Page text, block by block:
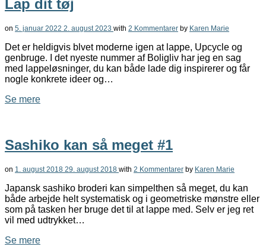
Lap dit tøj
on 5. januar 2022 2. august 2023 with 2 Kommentarer by Karen Marie
Det er heldigvis blvet moderne igen at lappe, Upcycle og
genbruge. I det nyeste nummer af Boligliv har jeg en sag
med lappeløsninger, du kan både lade dig inspirerer og får
nogle konkrete ideer og…
Se mere
Sashiko kan så meget #1
on 1. august 2018 29. august 2018 with 2 Kommentarer by Karen Marie
Japansk sashiko broderi kan simpelthen så meget, du kan
både arbejde helt systematisk og i geometriske mønstre eller
som på tasken her bruge det til at lappe med. Selv er jeg ret
vil med udtrykket…
Se mere